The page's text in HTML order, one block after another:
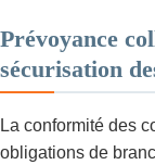
Prévoyance
sécurisation
La conformité des
obligations de